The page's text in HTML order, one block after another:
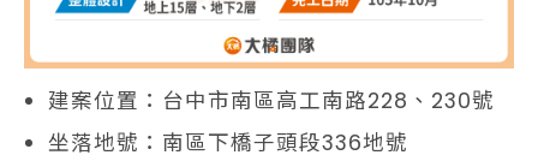
建案位置：台中市南區高工南路228、230號
坐落地號：南區下橋子頭段336地號